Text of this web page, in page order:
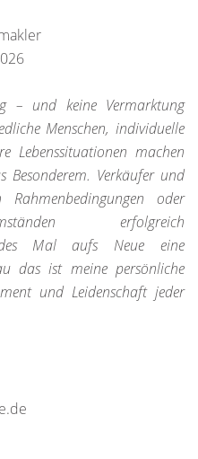
– und keine Vermarktung
Menschen, individuelle
Lebenssituationen machen
Besonderem. Verkäufer und
oder
erfolgreich
Mal aufs Neue eine
das ist meine persönliche
und Leidenschaft jeder